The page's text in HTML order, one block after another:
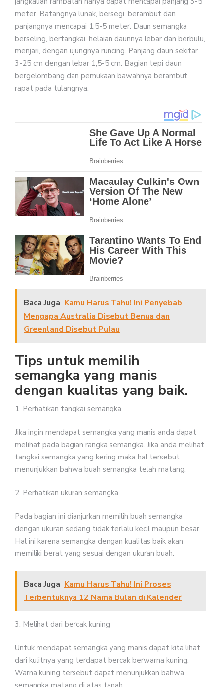
meter. Batangnya lunak, bersegi, berambut dan
panjangnya mencapai 1,5-5 meter. Daun semangka
berseling, bertangkai, helaian daunnya lebar dan berbulu,
menjari, dengan ujungnya runcing. Panjang daun sekitar
3-25 cm dengan lebar 1,5-5 cm. Bagian tepi daun
bergelombang dan pemukaan bawahnya berambut
rapat pada tulangnya.
Baca Juga Kamu Harus Tahu! Ini Penyebab
Mengapa Australia Disebut Benua dan
Greenland Disebut Pulau
Tips untuk memilih
semangka yang manis
dengan kualitas yang baik.
1. Perhatikan tangkai semangka
Jika ingin mendapat semangka yang manis anda dapat
melihat pada bagian rangka semangka. Jika anda melihat
tangkai semangka yang kering maka hal tersebut
menunjukkan bahwa buah semangka telah matang.
2. Perhatikan ukuran semangka
Pada bagian ini dianjurkan memilih buah semangka
dengan ukuran sedang tidak terlalu kecil maupun besar.
Hal ini karena semangka dengan kualitas baik akan
memiliki berat yang sesuai dengan ukuran buah.
Baca Juga Kamu Harus Tahu! Ini Proses
Terbentuknya 12 Nama Bulan di Kalender
3. Melihat dari bercak kuning
Untuk mendapat semangka yang manis dapat kita lihat
dari kulitnya yang terdapat bercak berwarna kuning.
Warna kuning tersebut dapat menunjukkan bahwa
semangka matang di atas tanah.